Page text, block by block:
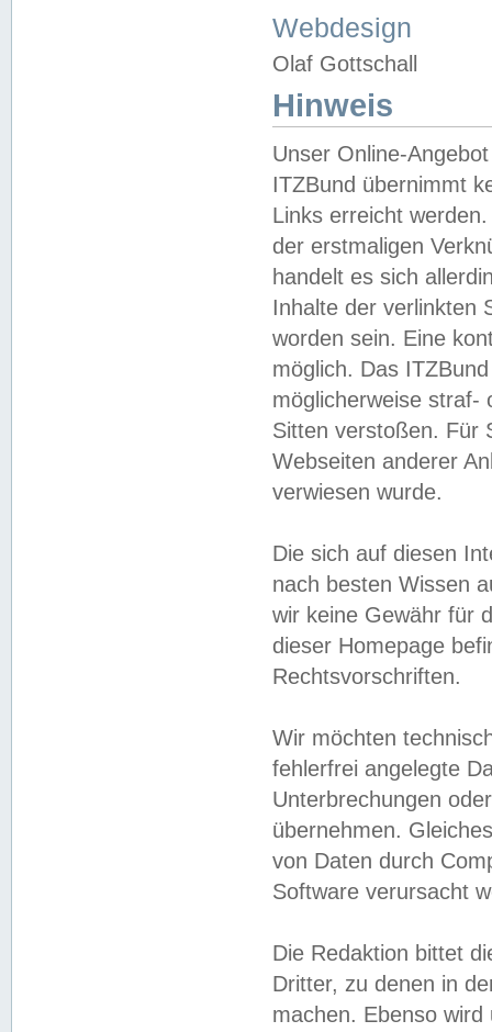
Webdesign
Olaf Gottschall
Hinweis
Unser Online-
ITZBund übernimmt
Links erreicht
der erstmaligen
handelt es sich
Inhalte der verlinkten
worden sein. Eine
möglich. Das
möglicherweise straf-
Sitten verstoßen. Für
Webseiten anderer
verwiesen wurde.
Die sich auf diesen
nach besten Wissen
wir keine Gewähr für
dieser Homepage
Rechtsvorschriften.
Wir möchten
fehlerfrei angelegte
Unterbrechungen
übernehmen.
von Daten durch
Software verursacht
Die Redaktion bittet
Dritter, zu denen in
machen. Ebenso